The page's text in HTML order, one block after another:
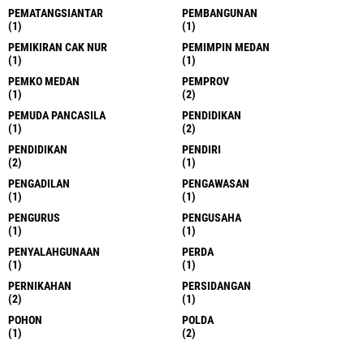
PEMATANGSIANTAR
(1)
PEMBANGUNAN
(1)
PEMIKIRAN CAK NUR
(1)
PEMIMPIN MEDAN
(1)
PEMKO MEDAN
(1)
PEMPROV
(2)
PEMUDA PANCASILA
(1)
PENDIDIKAN
(2)
PENDIDIKAN
(2)
PENDIRI
(1)
PENGADILAN
(1)
PENGAWASAN
(1)
PENGURUS
(1)
PENGUSAHA
(1)
PENYALAHGUNAAN
(1)
PERDA
(1)
PERNIKAHAN
(2)
PERSIDANGAN
(1)
POHON
(1)
POLDA
(2)